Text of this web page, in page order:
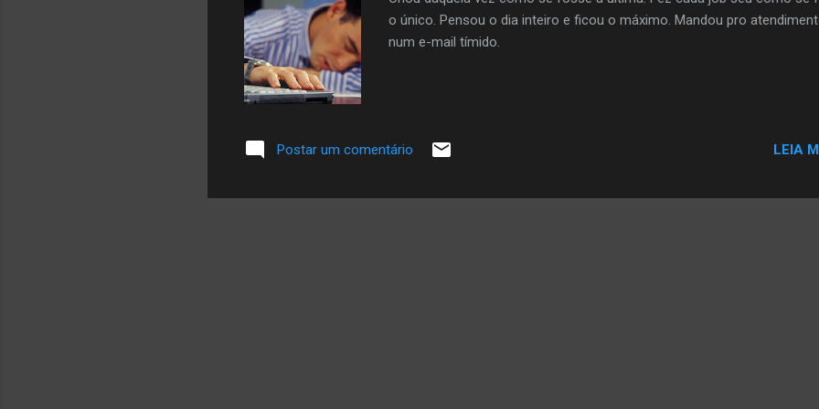
o único. Pensou o dia inteiro e ficou o máximo. Mandou pro
num e-mail tímido.
Postar um comentário LEIA